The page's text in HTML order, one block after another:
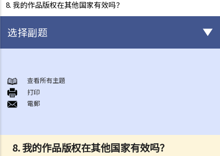
8. 我的作品版权在其他国家有效吗？
8. 我的作品版权在其他国家有效吗？
选择副题
一般事项
1. 我怎样可以取得版权？
2. 版权的有效期可持续多久？
告示吗？
4. 我怎样可以找出作品的版权拥有人？
查看所有主題
打印
電郵